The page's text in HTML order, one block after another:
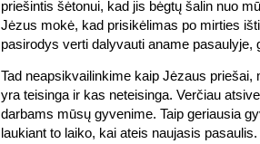
priešintis šėtonui, kad jis bėgtų šalin nuo
Jėzus mokė, kad prisikėlimas po mirties
pasirodys verti dalyvauti aname pasaulyje,
Tad neapsikvailinkime kaip Jėzaus priešai,
yra teisinga ir kas neteisinga. Verčiau
darbams mūsų gyvenime. Taip geriausia
laukiant to laiko, kai ateis naujasis pasaulis.